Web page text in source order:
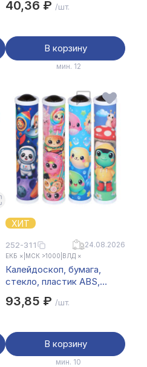
40,36 ₽ /шт.
В корзину
мин. 12
ХИТ
252-311 24.08.2026
ЕКБ × МСК >1000 ВЛД ×
Калейдоскоп, бумага,
стекло, пластик ABS,
93,85 ₽ /шт.
В корзину
мин. 10